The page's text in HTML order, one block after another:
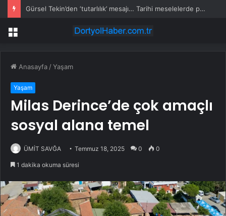
Gürsel Tekin’den ‘tutarlılık’ mesajı… Tarihi meselelerde pusula net olmalı
Menü
Anasayfa /Yaşam
Yaşam
Milas Derince’de çok amaçlı
sosyal alana temel
ÜMİT SAVĞA Temmuz 18, 2025 0 0
1 dakika okuma süresi